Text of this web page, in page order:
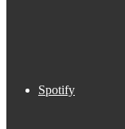
Spotify